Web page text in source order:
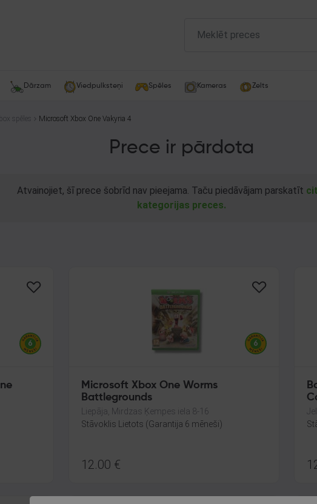
Dārzam Viedpulksteņi Spēles Kameras Zelts
spēles Microsoft Xbox One Vakyria 4
Prece ir pārdota
Atvainojiet, šī prece šobrīd nav pieejama. Taču piedāvājam parskatīt
kategorijas preces.
Microsoft Xbox One Worms
Battlegrounds
Liepāja, Mirdzas Ķempes iela 8-16
Stāvoklis Lietots (Garantija 6 mēneši)
12.00 €